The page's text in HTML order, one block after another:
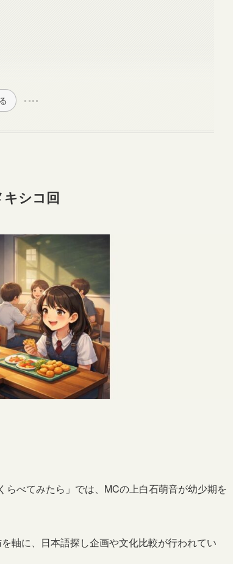
シコ回
べてみたら」では、MCの上白石萌音が幼少期を
軸に、日本語探し企画や文化比較が行われてい